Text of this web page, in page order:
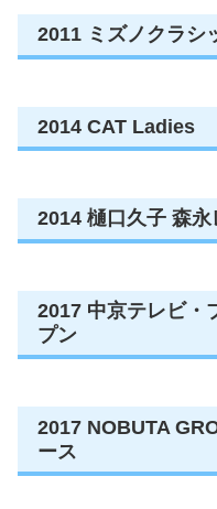
2011 ミズノクラシ
2014 CAT Ladies
2014 樋口久子 森永
2017 中京テレビ・
プン
2017 NOBUTA
ース